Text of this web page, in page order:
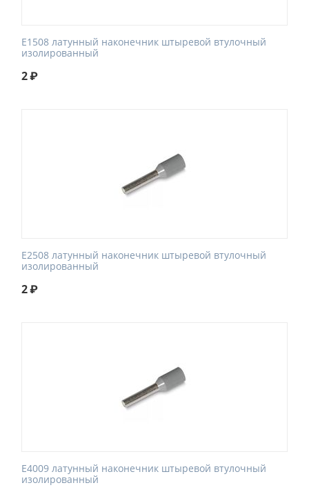
E1508 латунный наконечник штыревой втулочный
изолированный
2₽
E2508 латунный наконечник штыревой втулочный
изолированный
2₽
E4009 латунный наконечник штыревой втулочный
изолированный